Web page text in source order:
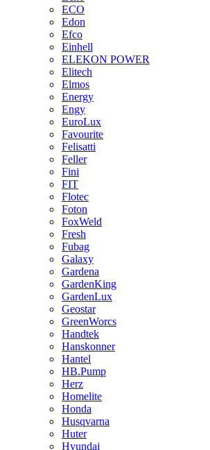
ECO
Edon
Efco
Einhell
ELEKON POWER
Elitech
Elmos
Energy
Engy
EuroLux
Favourite
Felisatti
Feller
Fini
FIT
Flotec
Foton
FoxWeld
Fresh
Fubag
Galaxy
Gardena
GardenKing
GardenLux
Geostar
GreenWorcs
Handtek
Hanskonner
Hantel
HB.Pump
Herz
Homelite
Honda
Husqvarna
Huter
Hyundai